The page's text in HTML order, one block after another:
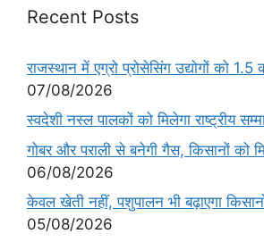
Recent Posts
राजस्थान में एग्रो प्रोसेसिंग उद्योगों को
07/08/2026
स्वदेशी नस्ल पालकों को मिलेगा राष्ट्रीय
गोबर और पराली से बनेगी गैस, किसानों को
06/08/2026
केवल खेती नहीं, पशुपालन भी बढ़ाएगा
05/08/2026